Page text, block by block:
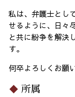
私は、弁護士とし
せるように、日々
と共に紛争を解決
す。
何卒よろしくお願
所属